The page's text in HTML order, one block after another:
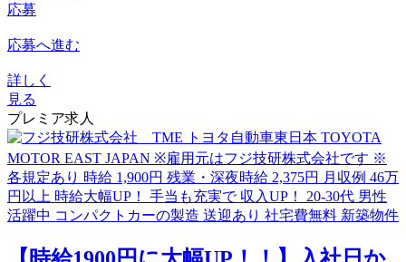
応募
応募へ進む
詳しく
見る
プレミア求人